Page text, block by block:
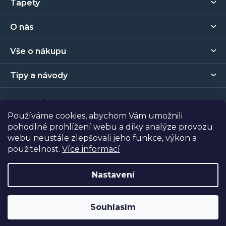
Používáme cookies, abychom Vám umožnili
pohodlné prohlížení webu a díky analýze provozu
webu neustále zlepšovali jeho funkce, výkon a
použitelnost. Více informací
Nastavení
Souhlasím
a
í
Tapety
O nás
Vše o nákupu
Tipy a návody
Kontakt
Prodejna
Vytvořil Shoptet| NakódovalShopcode
Copyright 2026Tapety Metro Florenc. Všechna práva
vyhrazena.
Odstoupit od smlouvy